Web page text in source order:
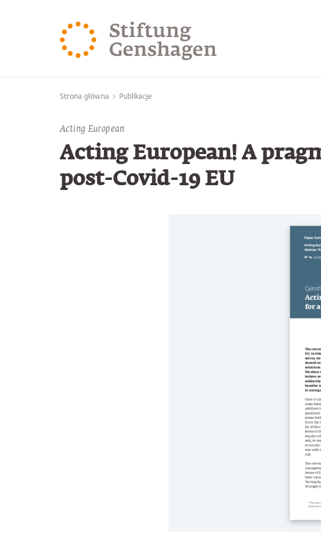
Jesteś tutaj
Strona główna Publikacje
Acting European
Acting European! A
post-Covid-19 EU